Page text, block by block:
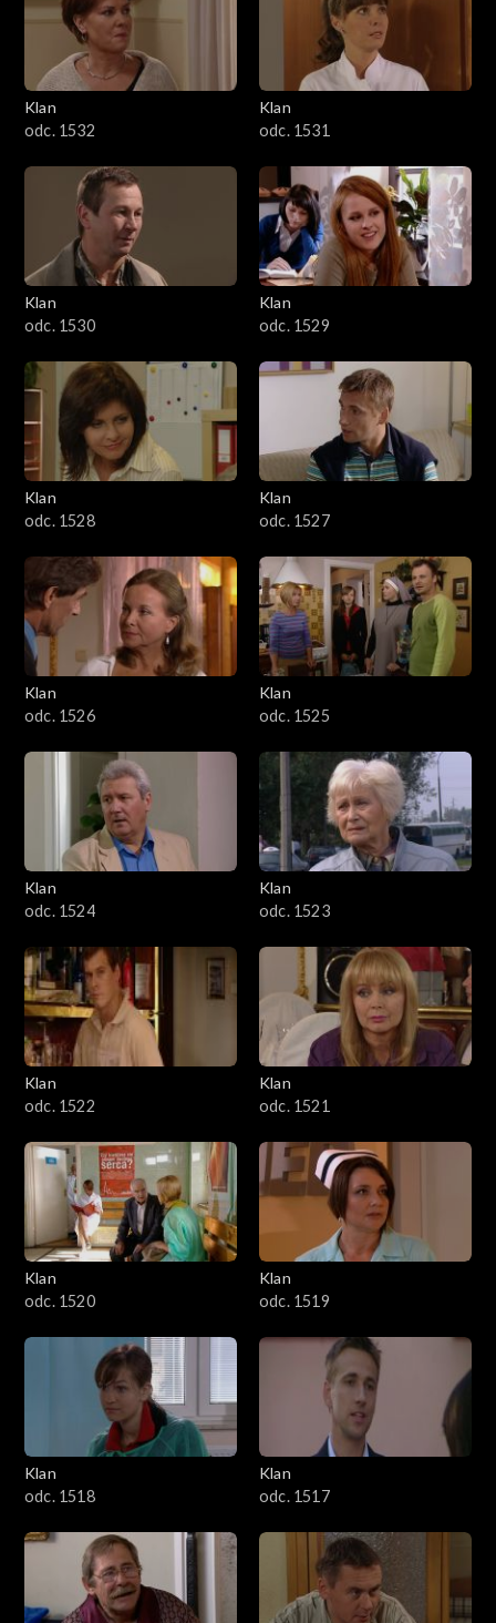
Klan
odc. 1532
Klan
odc. 1531
Klan
odc. 1530
Klan
odc. 1529
Klan
odc. 1528
Klan
odc. 1527
Klan
odc. 1526
Klan
odc. 1525
Klan
odc. 1524
Klan
odc. 1523
Klan
odc. 1522
Klan
odc. 1521
Klan
odc. 1520
Klan
odc. 1519
Klan
odc. 1518
Klan
odc. 1517